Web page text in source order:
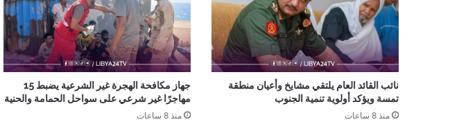
نائب القائد العام يلتقي مشايخ وأعيان منطقة
تمسة ويؤكد أولوية تنمية الجنوب
منذ 8 ساعات
جهاز مكافحة الهجرة غير الشرعية يضبط 15
مهاجرًا غير شرعي على سواحل الحمامة والحنية
منذ 8 ساعات